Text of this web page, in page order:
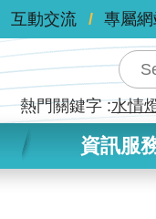
互動交流 專屬
熱門關鍵字 水情
資訊服